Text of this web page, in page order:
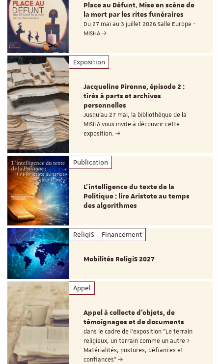
Place au Défunt. Mise en scène de
la mort par les rites funéraires
Du 27 mai au 3 juillet 2026 Salle Europe -
MISHA
Exposition
Jacqueline Pirenne, épisode 2 :
tirés à parts et archives
personnelles
Jusqu’au 27 mai, la bibliothèque de la
MISHA vous invite à découvrir cette
exposition.
Publication
L’intelligence du texte de la
Politique : lire Aristote au temps
des algorithmes
ReligiS Financement
Mobilités ReligiS 2027
Appel
Appel à collecte d'objets, de
témoignages et de documents
dans le cadre de l'exposition "Le terrain
religieux, un terrain comme un autre ?
Matérialités, postures, défiances et
confiances"